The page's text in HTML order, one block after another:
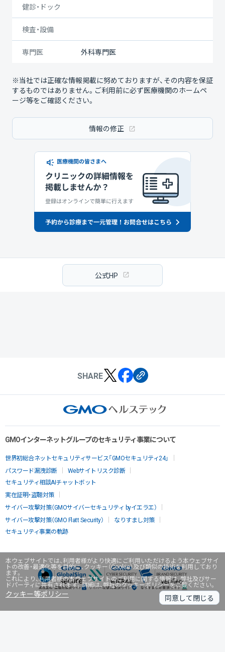
本ウェブサイトでは、利用者様がより快適にご利用いただけるよう本ウェブサイ
トの改善・最適化等を目的に、クッキー（Cookie）及び類似の技術を利用しており
ます。
これにより、利用者様の本ウェブサイトのご利用に関する情報は、弊社及びサー
ドパーティに共有されます。詳細は、弊社のクッキーポリシーをご覧ください。
クッキー等ポリシー 同意して閉じる
健診・ドック
検査・設備
専門医 外科専門医
※当社では正確な情報掲載に努めておりますが、その内容を保証
するものではありません。ご利用前に必ず医療機関のホームペ
ージ等をご確認ください。
情報の修正
公式HP
SHARE
GMOインターネットグループのセキュリティ事業について
世界初総合ネットセキュリティサービス「GMOセキュリティ24」
パスワード漏洩診断
Webサイトリスク診断
セキュリティ相談AIチャットボット
実在証明・盗聴対策
サイバー攻撃対策（GMOサイバーセキュリティ byイエラエ）
サイバー攻撃対策（GMO Flatt Security）
なりすまし対策
セキュリティ事業の軌跡